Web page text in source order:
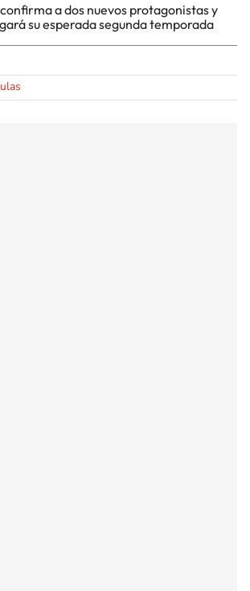
a dos nuevos protagonistas y
su esperada segunda temporada